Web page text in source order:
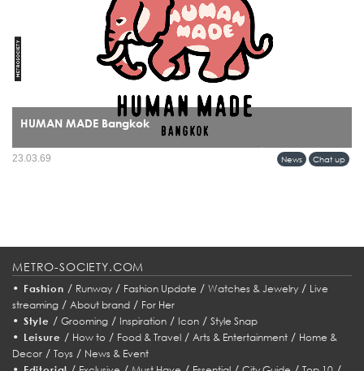
HUMAN MADE Bangkok
บางแบรนด์ไม่ได้แค่เปิดร้านใหม่ แต่กำลัง “วางหมุด” ลงบนแผนที่วัฒนธรรมของเมือง
และการมาถึงของ HUMAN MADE ในกรุงเทพฯ ก็เป็นหนึ่งในโมเมนต์แบบนั้นอย่าง
News Chat up
23.03.69
METRO-SOCIETY.COM
• Fashion / Runway/ Fashion Update / Watches & Jewelry/ Live
streaming / About brand / For Her
• Style / Grooming/ Inspiration/ Icon/ Style Snap
• Leisure / How to/ Food & Travel/ Arts & Entertainment/ Home &
Decor / Toys / News & Event